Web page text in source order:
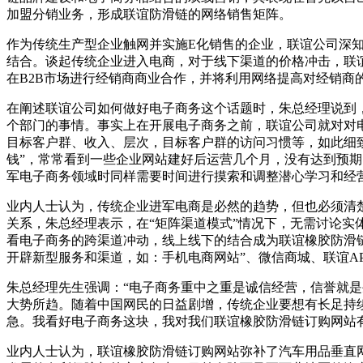
加盟分销业务，形成联谊防滑链的网络销售矩阵。
作为传统生产型企业触网并实施E化销售的企业，联谊公司深
结合。谈起传统企业进入电商，对于线下渠道的价格冲击，
在B2B市场进行经销商商业合作，并将利用网络提高对经销商
在阐述联谊公司如何做好电子商务这个话题时，朱总经理说
个部门的事情。事实上在开展电子商务之前，联谊公司就对
目标客户群、收入、层次，目标客户群的访问习惯等，如此
钱”，常常看到一些企业网站建好后运营几个月，没有达到预
军电子商务领域时同样需要时间进行摸索和调整潜心学习和
业内人士认为，传统企业进军电商是必然的趋势，但也必须
关系，朱总经理表示，在“矩阵渠道模式”情况下，无需讨论
看电子商务的跨渠道冲动，线上线下的结合成为联谊橡胶防
开辟新型服务和渠道，如：手机电商网站”、微信商城、联谊
朱总经理先生强调：“电子商务重中之重是诚信经营，信誉就
大势所趋。随着中国网民的日益剧增，传统企业要想有长足
急。我看好电子商务这块，我对我们联谊橡胶防滑链订购网
业内人士认为，联谊橡胶防滑链订购网站弥补了汽车用品垂